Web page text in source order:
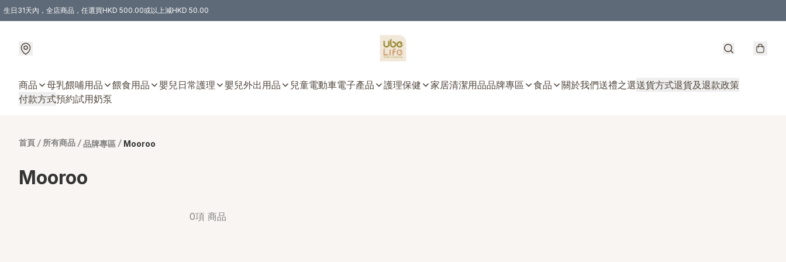
生日31天內，全店商品，任選買HKD 500.00或以上減HKD 50.00
商品 母乳餵哺用品 餵食用品 嬰兒日常護理 嬰兒外出用品 兒童電動車電子產品 護理保健 家居清潔用品品牌專區 食品 關於我們送禮之選送貨方式退貨及退款政策
付款方式預約試用奶泵
首頁 / 所有商品 / 品牌專區 / Mooroo
Mooroo
0項 商品